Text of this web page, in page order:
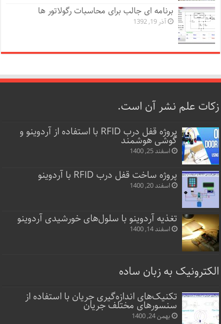
برنامه ای جالب برای محاسبات رگولاتور ها
آذر 19, 1392
زکات علم نشر آن است.
پروژه قفل‌ درب RFID با استفاده از آردوینو و
گوشی هوشمند
اسفند 25, 1400
پروژه ساخت قفل‌ درب RFID با آردوینو
اسفند 20, 1400
تغذیه آردوینو با سلول‌های خورشیدی آردوینو
اسفند 14, 1400
الکترونیک به زبان ساده
تکنیک‌های اندازه‌گیری جریان با استفاده از
سنسورهای مختلف جریان
بهمن 24, 1400